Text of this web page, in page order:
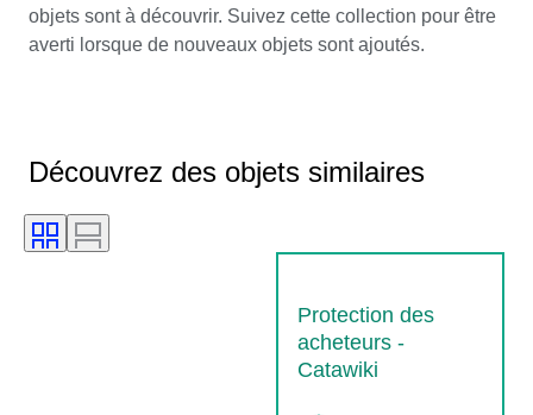
objets sont à découvrir. Suivez cette collection pour être
averti lorsque de nouveaux objets sont ajoutés.
Découvrez des objets similaires
Protection des
acheteurs -
Catawiki